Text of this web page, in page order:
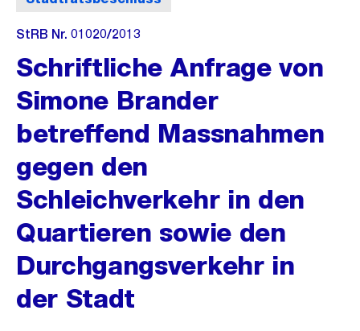
StRB Nr. 01020/2013
Schriftliche Anfrage von
Simone Brander
betreffend Massnahmen
gegen den
Schleichverkehr in den
Quartieren sowie den
Durchgangsverkehr in
der Stadt